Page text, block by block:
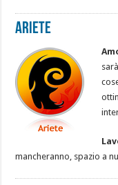
Ariete
mancheranno, spazio a